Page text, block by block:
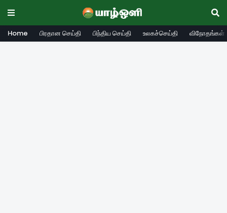
Home பிரதான செய்தி பிந்திய செய்தி உலகச்செய்தி விநோதங்கள்